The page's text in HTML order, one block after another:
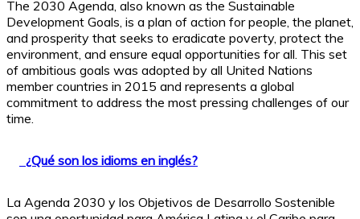
The 2030 Agenda, also known as the Sustainable
Development Goals, is a plan of action for people, the planet,
and prosperity that seeks to eradicate poverty, protect the
environment, and ensure equal opportunities for all. This set
of ambitious goals was adopted by all United Nations
member countries in 2015 and represents a global
commitment to address the most pressing challenges of our
time.
¿Qué son los idioms en inglés?
La Agenda 2030 y los Objetivos de Desarrollo Sostenible